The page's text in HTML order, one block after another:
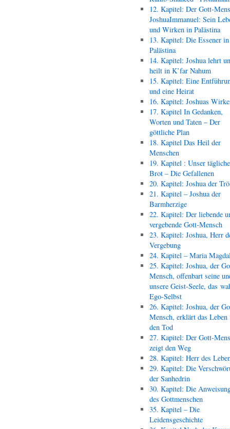
12. Kapitel: Der Gott-
JoshuaImmanuel: Sein
und Wirken in Palästina
13. Kapitel: Die Essener in
Palästina
14. Kapitel: Joshua lehrt
heilt in K’far Nahum
15. Kapitel: Eine
und eine Heirat
16. Kapitel: Joshuas
17. Kapitel In Gedanken,
Worten und Taten – Der
göttliche Plan
18. Kapitel Das Heil der
Menschen
19. Kapitel : Unser
Brot – Die Gefallenen
20. Kapitel: Joshua der
21. Kapitel – Joshua der
Barmherzige
22. Kapitel: Der liebende
vergebende Gott-Mensch
23. Kapitel: Joshua, Herr
Vergebung
24. Kapitel – Maria
25. Kapitel: Joshua, der
Mensch, offenbart seine
unsere Geist-Seele, das
Ego-Selbst
26. Kapitel: Joshua, der
Mensch, erklärt das Leben
den Tod
27. Kapitel: Der Gott-
zeigt den Weg
28. Kapitel: Herr des
29. Kapitel: Die
der Sanhedrin
30. Kapitel: Die
des Gottmenschen
35. Kapitel – Die
Leidensgeschichte